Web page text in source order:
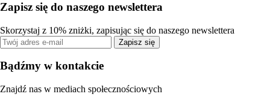
Zapisz się do naszego newslettera
Skorzystaj z 10% zniżki, zapisując się do naszego newslettera
Zapisz się
Bądźmy w kontakcie
Znajdź nas w mediach społecznościowych